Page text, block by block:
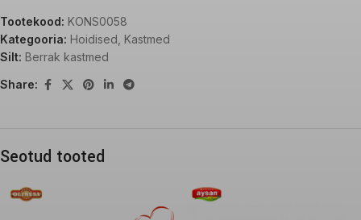
Tootekood: KONS0058
Kategooria: Hoidised Kastmed
Silt: Berrak kastmed
Share:
Seotud tooted